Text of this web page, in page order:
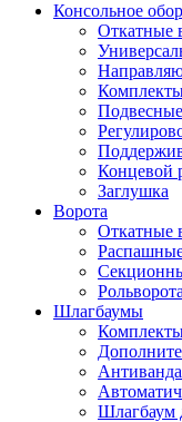
Консольное
Откатные
Концевой
Заглушка
Ворота
Откатные
Рольворота
Шлагбаумы
Шлагбаум